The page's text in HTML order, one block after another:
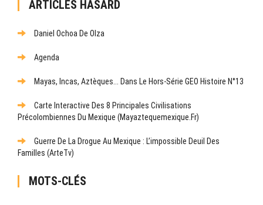
ARTICLES HASARD
Daniel Ochoa De Olza
Agenda
Mayas, Incas, Aztèques... Dans Le Hors-Série GEO Histoire N°13
Carte Interactive Des 8 Principales Civilisations
Précolombiennes Du Mexique (mayaztequemexique.fr)
Guerre De La Drogue Au Mexique : L’impossible Deuil Des
Familles (ArteTv)
MOTS-CLÉS